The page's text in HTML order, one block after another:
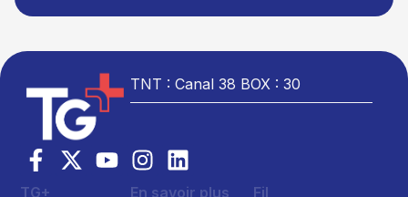
TNT : Canal 38 BOX : 30
TG+ En savoir plus
Fil